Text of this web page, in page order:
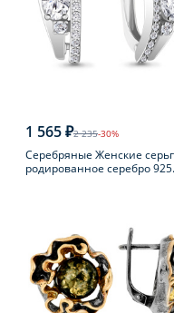
1 565 ₽2 235-30%
Серебряные Женские
родированное серебро 925